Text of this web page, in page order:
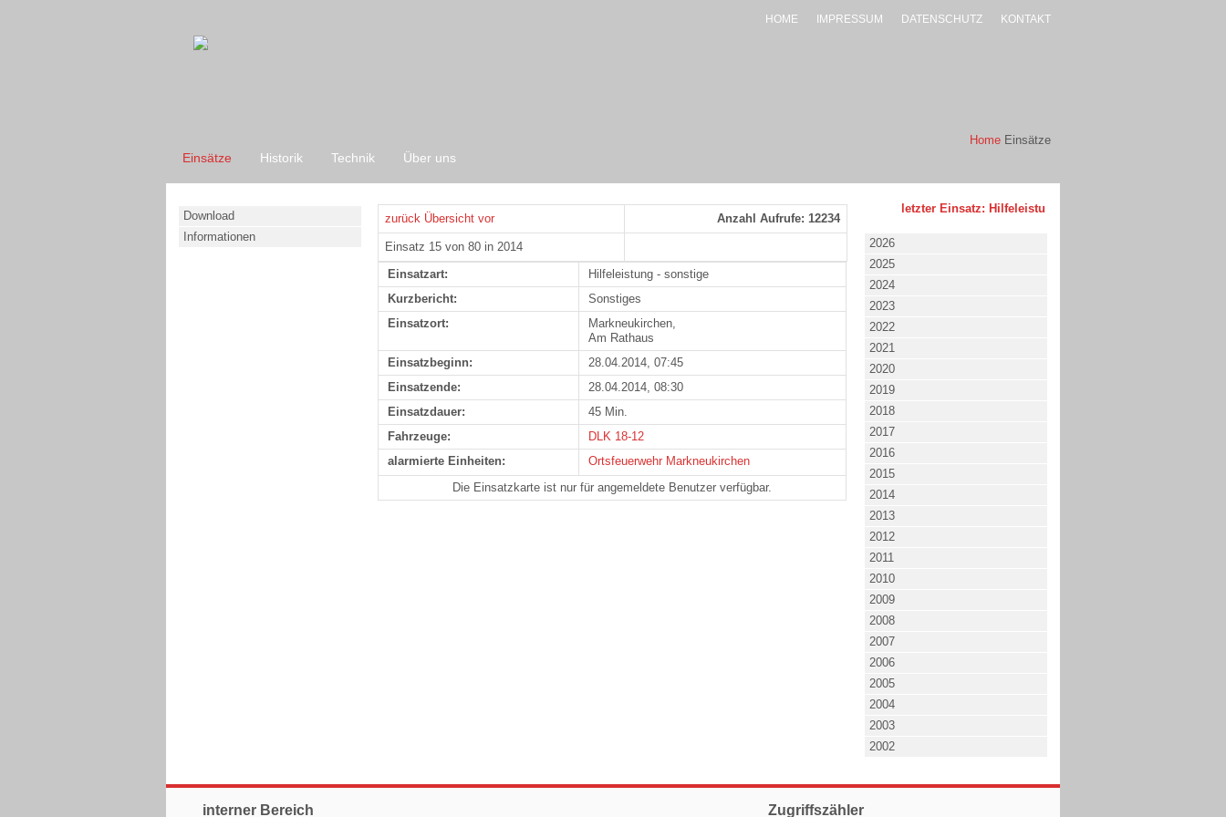
HOME IMPRESSUM DATENSCHUTZ KONTAKT
Home Einsätze
Einsätze Historik Technik Über uns
Download
Informationen
zurück Übersicht vor Anzahl Aufrufe: 12234
Einsatz 15 von 80 in 2014
Einsatzart:
Hilfeleistung - sonstige
Kurzbericht:
Sonstiges
Einsatzort:
Markneukirchen,
Am Rathaus
Einsatzbeginn:
28.04.2014, 07:45
Einsatzende:
28.04.2014, 08:30
Einsatzdauer:
45 Min.
Fahrzeuge:
DLK 18-12
alarmierte Einheiten:
Ortsfeuerwehr Markneukirchen
Die Einsatzkarte ist nur für angemeldete Benutzer verfügbar.
letzter Einsatz: Hilfeleistung - klein - 02.08.2026 um 17:53
2026
2025
2024
2023
2022
2021
2020
2019
2018
2017
2016
2015
2014
2013
2012
2011
2010
2009
2008
2007
2006
2005
2004
2003
2002
interner Bereich Zugriffszähler